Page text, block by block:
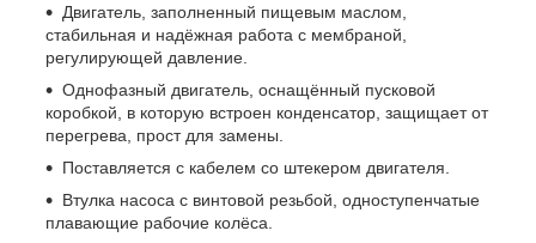
Двигатель, заполненный пищевым маслом,
стабильная и надёжная работа с мембраной,
регулирующей давление.
Однофазный двигатель, оснащённый пусковой
коробкой, в которую встроен конденсатор, защищает от
перегрева, прост для замены.
Поставляется с кабелем со штекером двигателя.
Втулка насоса с винтовой резьбой, одноступенчатые
плавающие рабочие колёса.